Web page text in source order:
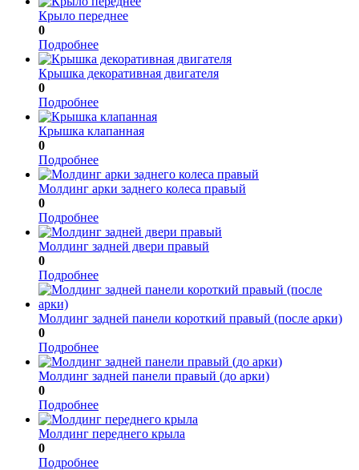
Крыло переднее
0
Подробнее
Крышка декоративная двигателя
0
Подробнее
Крышка клапанная
0
Подробнее
Молдинг арки заднего колеса правый
0
Подробнее
Молдинг задней двери правый
0
Подробнее
Молдинг задней панели короткий правый (после арки)
0
Подробнее
Молдинг задней панели правый (до арки)
0
Подробнее
Молдинг переднего крыла
0
Подробнее